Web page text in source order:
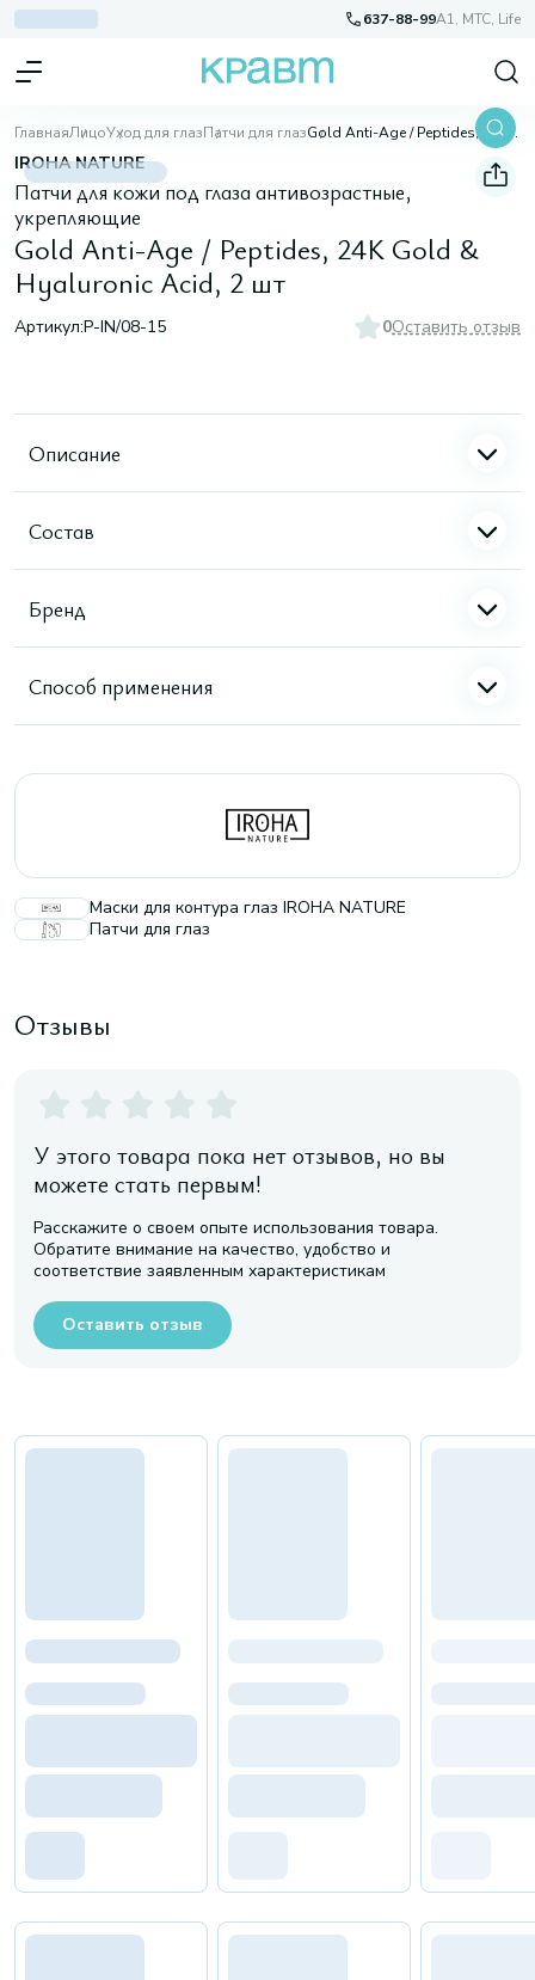
637-88-99A1, МТС, Life
ГлавнаяЛицоУход для глазПатчи для глаз Gold Anti-Age / Peptides, 24K Gold & Hyaluronic Acid, 2 шт
IROHA NATURE
Патчи для кожи под глаза антивозрастные,
укрепляющие
Gold Anti-Age / Peptides, 24K Gold &
Hyaluronic Acid, 2 шт
Артикул:P-IN/08-15 0Оставить отзыв
Описание
Состав
Бренд
Способ применения
Маски для контура глаз IROHA NATURE
Патчи для глаз
Отзывы
У этого товара пока нет отзывов, но вы
можете стать первым!
Расскажите о своем опыте использования товара.
Обратите внимание на качество, удобство и
соответствие заявленным характеристикам
Оставить отзыв